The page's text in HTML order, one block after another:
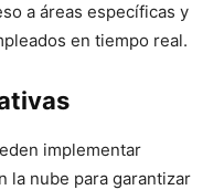
a áreas específicas y
en tiempo real.
implementar
la nube para garantizar